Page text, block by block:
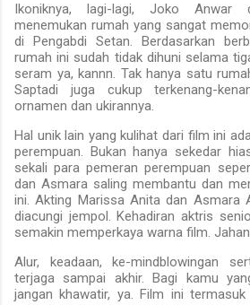
Ikoniknya, lagi-lagi, Joko Anwar
menemukan rumah yang sangat
di Pengabdi Setan. Berdasarkan
rumah ini sudah tidak dihuni selama
seram ya, kannn. Tak hanya satu
Saptadi juga cukup terkenang-
ornamen dan ukirannya.
Hal unik lain yang kulihat dari film ini
perempuan. Bukan hanya sekedar
sekali para pemeran perempuan
dan Asmara saling membantu dan
ini. Akting Marissa Anita dan Asmara
diacungi jempol. Kehadiran aktris
semakin memperkaya warna film.
Alur, keadaan, ke-mindblowingan
terjaga sampai akhir. Bagi kamu
jangan khawatir, ya. Film ini